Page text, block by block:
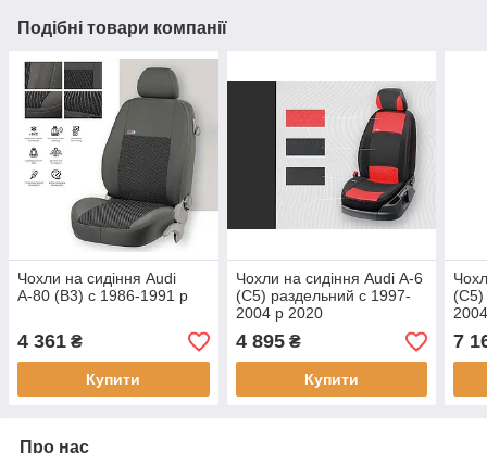
Подібні товари компанії
Чохли на сидіння Audi
А-80 (В3) c 1986-1991 р
4 361 ₴
Купити
Чохли на сидіння Audi А-6
(C5) раздельний c 1997-
2004 р 2020
4 895₴
Купити
7
Про нас